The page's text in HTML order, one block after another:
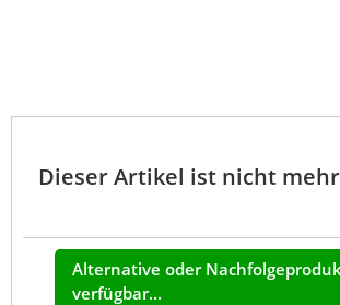
Dieser Artikel ist nicht
Alternative oder
verfügbar...